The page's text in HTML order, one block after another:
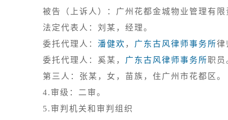
被告（上诉人）：广州花都金城物业管理有
法定代表人：刘某，经理。
委托代理人： 潘健欢 ， 广东古风律师事务所律
委托代理人：奚某， 广东古风律师事务所职员
4.审级：二审。
5.审判机关和审判组织